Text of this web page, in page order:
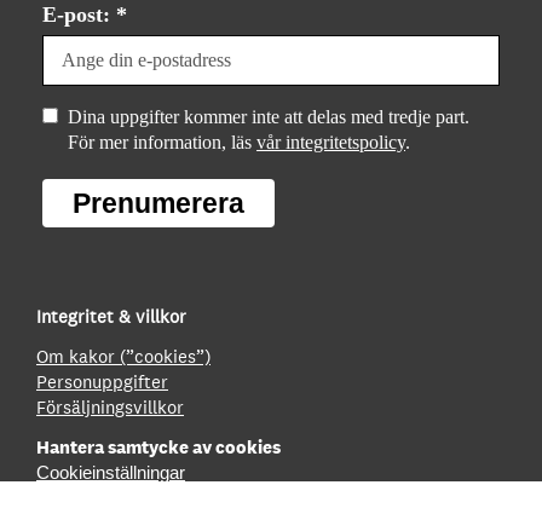
E-post: *
Dina uppgifter kommer inte att delas med tredje part.
För mer information, läs vår integritetspolicy.
Prenumerera
Integritet & villkor
Om kakor (”cookies”)
Personuppgifter
Försäljningsvillkor
Hantera samtycke av cookies
Cookieinställningar